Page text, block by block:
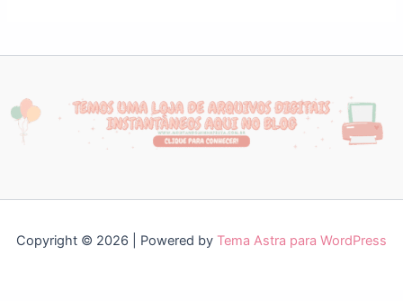
Copyright © 2026 | Powered by Tema Astra para WordPress